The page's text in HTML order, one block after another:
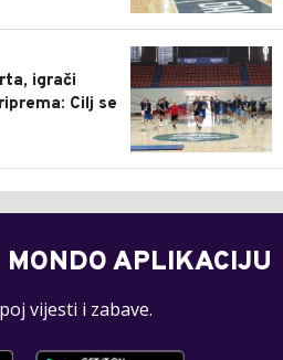
0
igrači
Cilj se
APLIKACIJU
vijesti i zabave.